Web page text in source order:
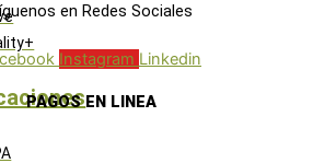
en Redes Sociales
Instagram Linkedin
PAGOS EN LINEA